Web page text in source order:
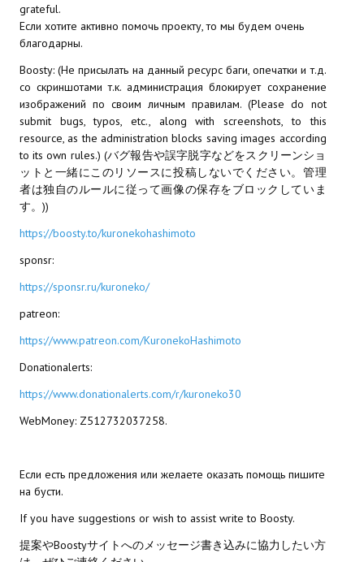
Расширенная версия Х3
REBalance
Работы Kuroneko
Doom 3 Remaster Fan Edition
X2 - The Threat Remaster Fan Edition
Quake III Arena Remaster Fan Edition
Star Trek Voyager Elite Force Remaster Fan Edition
Sacred Gold Remaster Fan Edition
Aliens versus Predator 1 Remaster Fan Edition
Age of Pirates: Caribbean Tales Remaster Fan Edition
НОВОСТИ ПОРТАЛА
Новости
Новости Архив
grateful.
Если хотите активно помочь проекту, то мы будем очень
благодарны.
Boosty: (Не присылать на данный ресурс баги, опечатки и т.д.
со скриншотами т.к. администрация блокирует сохранение
изображений по своим личным правилам. (Please do not
submit bugs, typos, etc., along with screenshots, to this
resource, as the administration blocks saving images according
to its own rules.) (バグ報告や誤字脱字などをスクリーンショ
ットと一緒にこのリソースに投稿しないでください。管理
者は独自のルールに従って画像の保存をブロックしていま
す。))
https://boosty.to/kuronekohashimoto
sponsr:
https://sponsr.ru/kuroneko/
patreon:
https://www.patreon.com/KuronekoHashimoto
Donationalerts:
https://www.donationalerts.com/r/kuroneko30
WebMoney: Z512732037258.
Если есть предложения или желаете оказать помощь пишите
на бусти.
If you have suggestions or wish to assist write to Boosty.
提案やBoostyサイトへのメッセージ書き込みに協力したい方